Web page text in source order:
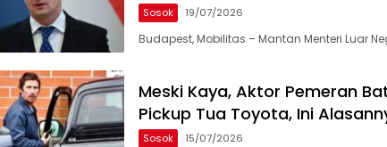
Sosok 19/07/2026
Budapest, Mobilitas – Mantan Menteri Luar
Meski Kaya, Aktor Pemeran
Pickup Tua Toyota, Ini
Sosok 15/07/2026